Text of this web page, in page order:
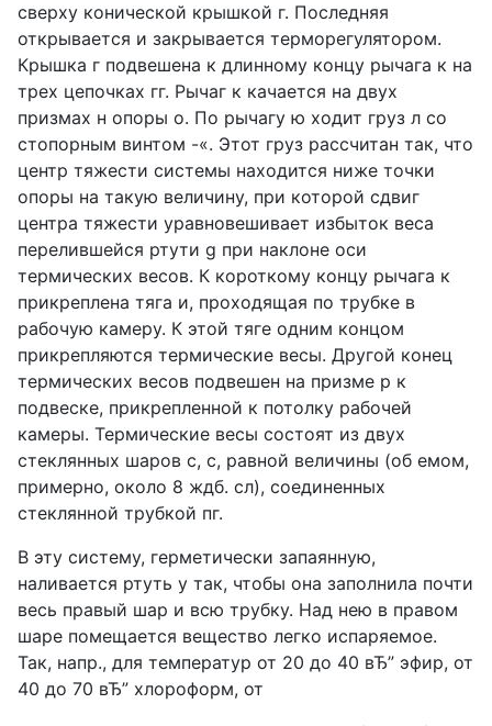
сверху конической крышкой г. Последняя
открывается и закрывается терморегулятором.
Крышка г подвешена к длинному концу рычага к на
трех цепочках гг. Рычаг к качается на двух
призмах н опоры о. По рычагу ю ходит груз л со
стопорным винтом -«. Этот груз рассчитан так, что
центр тяжести системы находится ниже точки
опоры на такую величину, при которой сдвиг
центра тяжести уравновешивает избыток веса
перелившейся ртути g при наклоне оси
термических весов. К короткому концу рычага к
прикреплена тяга и, проходящая по трубке в
рабочую камеру. К этой тяге одним концом
прикрепляются термические весы. Другой конец
термических весов подвешен на призме р к
подвеске, прикрепленной к потолку рабочей
камеры. Термические весы состоят из двух
стеклянных шаров с, с, равной величины (об емом,
примерно, около 8 ждб. сл), соединенных
стеклянной трубкой пг.
В эту систему, герметически запаянную,
наливается ртуть у так, чтобы она заполнила почти
весь правый шар и всю трубку. Над нею в правом
шаре помещается вещество легко испаряемое.
Так, напр., для температур от 20 до 40 вЂ” эфир, от
40 до 70 вЂ” хлороформ, от